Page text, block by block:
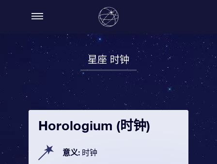
星座 时钟
Horologium (时钟)
意义: 时钟